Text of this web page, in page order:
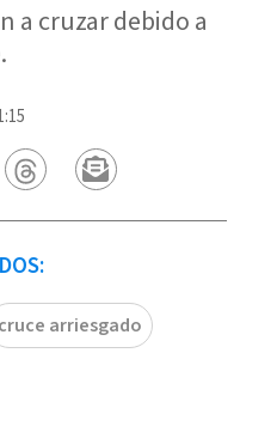
a cruzar debido a
cruce arriesgado